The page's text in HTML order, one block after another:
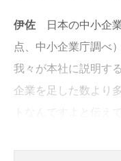
伊佐 日本の中小企
点、中小企業庁調べ
我々が本社に説明す
企業を足した数より